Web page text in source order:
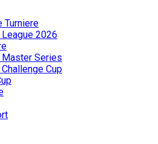
Turniere
2026
Master Series
Cup